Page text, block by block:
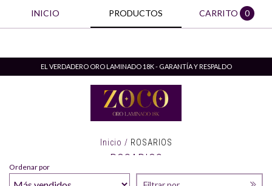
INICIO PRODUCTOS CARRITO 0
EL VERDADERO ORO LAMINADO 18K - GARANTÍA Y RESPALDO
Inicio / ROSARIOS
ROSARIOS
Ordenar por